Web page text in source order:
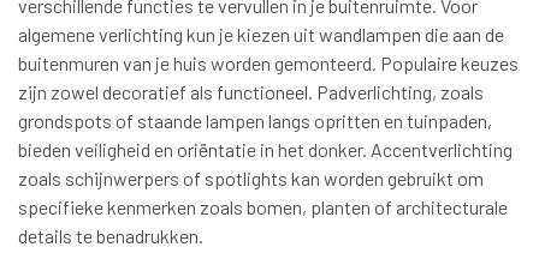
verschillende functies te vervullen in je buitenruimte. Voor
algemene verlichting kun je kiezen uit wandlampen die aan de
buitenmuren van je huis worden gemonteerd. Populaire keuzes
zijn zowel decoratief als functioneel. Padverlichting, zoals
grondspots of staande lampen langs opritten en tuinpaden,
bieden veiligheid en oriëntatie in het donker. Accentverlichting
zoals schijnwerpers of spotlights kan worden gebruikt om
specifieke kenmerken zoals bomen, planten of architecturale
details te benadrukken.